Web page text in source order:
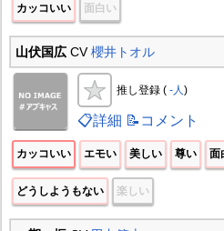
カッコいい 面白い
山伏国広CV櫻井トオル
推し登録 ( -人)
📋詳細 📝コメント
カッコいい エモい 美しい 尊い 面
どうしようもない 楽しい